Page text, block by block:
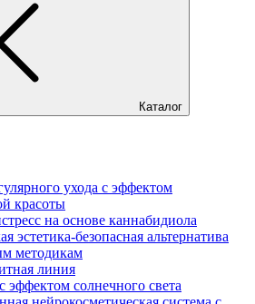
Каталог
ухода с эффектом
красоты
на основе каннабидиола
эстетика-безопасная альтернатива
методикам
линия
эффектом солнечного света